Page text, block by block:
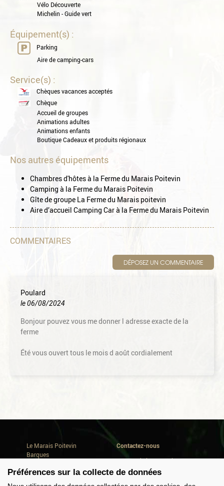
Vélo Découverte
Michelin - Guide vert
Équipement(s) :
Parking
Aire de camping-cars
Service(s) :
Chèques vacances acceptés
Chèque
Accueil de groupes
Animations adultes
Animations enfants
Boutique Cadeaux et produits régionaux
Nos autres équipements
Chambres d'hôtes à la Ferme du Marais Poitevin
Camping à la Ferme du Marais Poitevin
Gîte de groupe La Ferme du Marais poitevin
Aire d’accueil Camping Car à la Ferme du Marais Poitevin
COMMENTAIRES
DÉPOSEZ UN COMMENTAIRE
Poulard
le 06/08/2024
Bonjour pouvez vous me donner l adresse exacte de la
ferme
Été vous ouvert tous le mois d août cordialement
Le Marais Poitevin
Barques
Où manger
Conseils de séjour
Contactez-nous
Avenue de la Repentie
79460 Magné
Préférences sur la collecte de données